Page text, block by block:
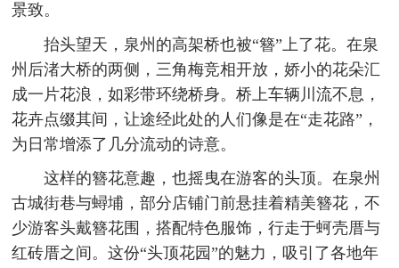
景致。
抬头望天，泉州的高架桥也被“簪”上了花。在泉
州后渚大桥的两侧，三角梅竞相开放，娇小的花朵汇
成一片花浪，如彩带环绕桥身。桥上车辆川流不息，
花卉点缀其间，让途经此处的人们像是在“走花路”，
为日常增添了几分流动的诗意。
这样的簪花意趣，也摇曳在游客的头顶。在泉州
古城街巷与蟳埔，部分店铺门前悬挂着精美簪花，不
少游客头戴簪花围，搭配特色服饰，行走于蚵壳厝与
红砖厝之间。这份“头顶花园”的魅力，吸引了各地年